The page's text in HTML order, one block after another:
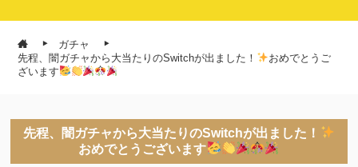
ガチャ
先程、闇ガチャから大当たりのSwitchが出ました！
おめでとうご
ざいます
先程、闇ガチャから大当たりのSwitchが出ました！
おめでとうございます